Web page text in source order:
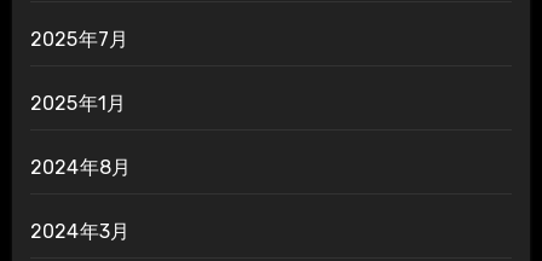
2025年7月
2025年1月
2024年8月
2024年3月